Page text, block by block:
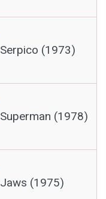
Serpico (1973)
Superman (1978)
Jaws (1975)